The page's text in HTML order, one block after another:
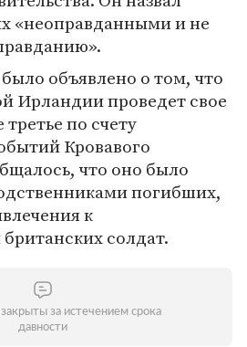
«неоправданными и не
объявлено о том, что
Ирландии проведет свое
по счету
Кровавого
что оно было
погибших,
к
солдат.
за истечением срока
давности